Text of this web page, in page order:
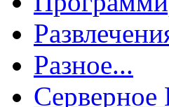
Разное...